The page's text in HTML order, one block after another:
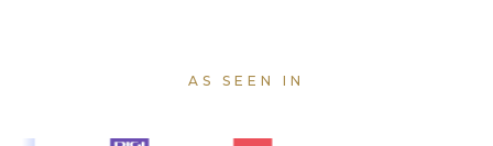
AS SEEN IN